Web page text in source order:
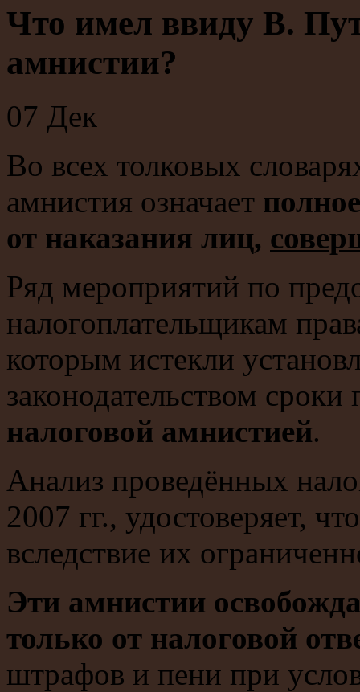
Что имел ввиду В.
амнистии?
07 Дек
Во всех толковых
амнистия означает
от наказания лиц,
Ряд мероприятий по
налогоплательщикам
которым истекли
законодательством
налоговой амнистией.
Анализ проведённых
2007 гг., удостоверяет,
вследствие их
Эти амнистии
только от налоговой
штрафов и пени при